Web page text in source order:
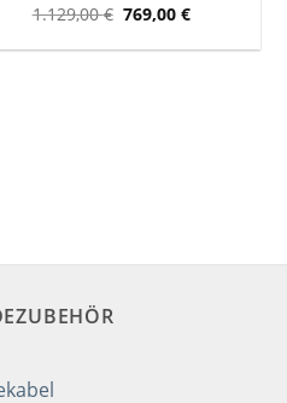
1.129,00€ 769,00 €